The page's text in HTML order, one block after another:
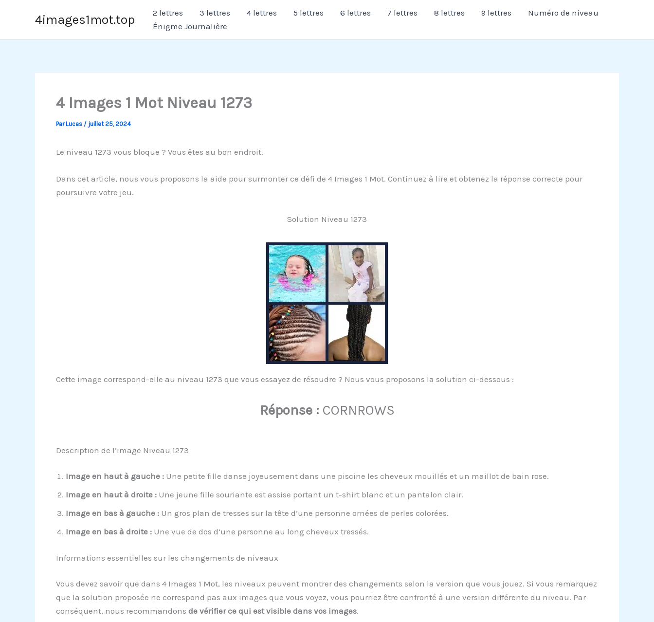
4images1mot.top 2 lettres 3 lettres 4 lettres 5 lettres 6 lettres 7 lettres 8 lettres 9 lettres
Numéro de niveau
Énigme Journalière
4 Images 1 Mot Niveau 1273
ParLucas / juillet 25, 2024
Le niveau 1273 vous bloque ? Vous êtes au bon endroit.
Dans cet article, nous vous proposons la aide pour surmonter ce défi de 4 Images 1 Mot. Continuez à lire et obtenez la réponse correcte pour
poursuivre votre jeu.
Solution Niveau 1273
Cette image correspond-elle au niveau 1273 que vous essayez de résoudre ? Nous vous proposons la solution ci-dessous :
Réponse : CORNROWS
Description de l’image Niveau 1273
Image en haut à gauche :Une petite fille danse joyeusement dans une piscine les cheveux mouillés et un maillot de bain rose.
Image en haut à droite :Une jeune fille souriante est assise portant un t-shirt blanc et un pantalon clair.
Image en bas à gauche :Un gros plan de tresses sur la tête d’une personne ornées de perles colorées.
Image en bas à droite :Une vue de dos d’une personne au long cheveux tressés.
Informations essentielles sur les changements de niveaux
Vous devez savoir que dans 4 Images 1 Mot, les niveaux peuvent montrer des changements selon la version que vous jouez. Si vous remarquez
que la solution proposée ne correspond pas aux images que vous voyez, vous pourriez être confronté à une version différente du niveau. Par
conséquent, nous recommandons de vérifier ce qui est visible dans vos images.